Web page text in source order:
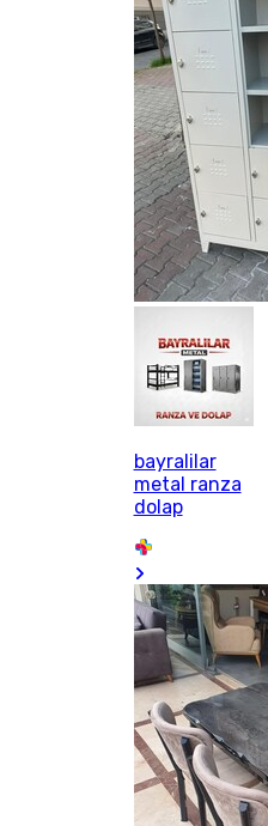
bayralilar
metal ranza
dolap